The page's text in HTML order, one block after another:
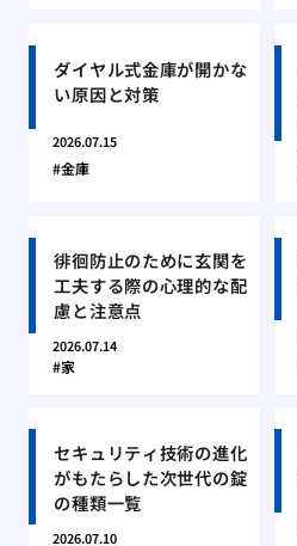
ダイヤル式金庫が開かな
い原因と対策
2026.07.15
金庫
徘徊防止のために玄関を
工夫する際の心理的な配
慮と注意点
2026.07.14
家
セキュリティ技術の進化
がもたらした次世代の錠
の種類一覧
2026.07.10